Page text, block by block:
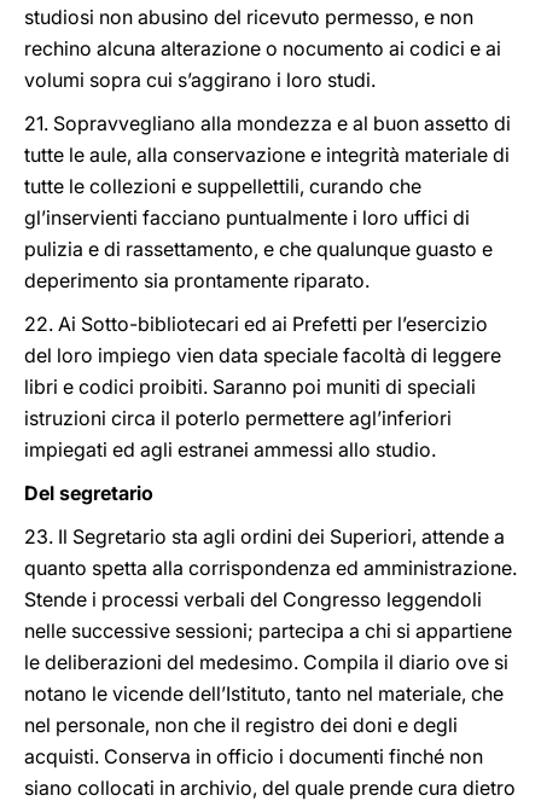
studiosi non abusino del ricevuto permesso, e non
rechino alcuna alterazione o nocumento ai codici e ai
volumi sopra cui s’aggirano i loro studi.
21. Sopravvegliano alla mondezza e al buon assetto di
tutte le aule, alla conservazione e integrità materiale di
tutte le collezioni e suppellettili, curando che
gl’inservienti facciano puntualmente i loro uffici di
pulizia e di rassettamento, e che qualunque guasto e
deperimento sia prontamente riparato.
22. Ai Sotto-bibliotecari ed ai Prefetti per l’esercizio
del loro impiego vien data speciale facoltà di leggere
libri e codici proibiti. Saranno poi muniti di speciali
istruzioni circa il poterlo permettere agl’inferiori
impiegati ed agli estranei ammessi allo studio.
Del segretario
23. Il Segretario sta agli ordini dei Superiori, attende a
quanto spetta alla corrispondenza ed amministrazione.
Stende i processi verbali del Congresso leggendoli
nelle successive sessioni; partecipa a chi si appartiene
le deliberazioni del medesimo. Compila il diario ove si
notano le vicende dell’Istituto, tanto nel materiale, che
nel personale, non che il registro dei doni e degli
acquisti. Conserva in officio i documenti finché non
siano collocati in archivio, del quale prende cura dietro